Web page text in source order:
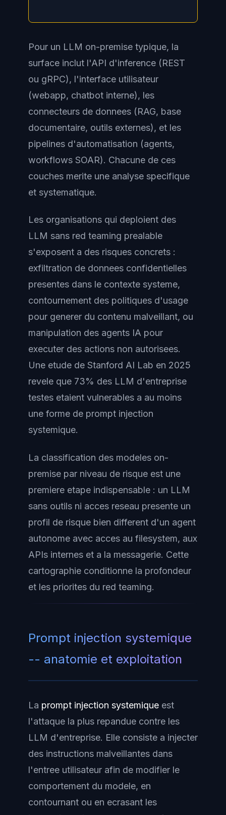
Pour un LLM on-premise typique, la
surface inclut l'API d'inference (REST
ou gRPC), l'interface utilisateur
(webapp, chatbot interne), les
connecteurs de donnees (RAG, base
documentaire, outils externes), et les
pipelines d'automatisation (agents,
workflows SOAR). Chacune de ces
couches merite une analyse specifique
et systematique.
Les organisations qui deploient des
LLM sans red teaming prealable
s'exposent a des risques concrets :
exfiltration de donnees confidentielles
presentes dans le contexte systeme,
contournement des politiques d'usage
pour generer du contenu malveillant, ou
manipulation des agents IA pour
executer des actions non autorisees.
Une etude de Stanford AI Lab en 2025
revele que 73% des LLM d'entreprise
testes etaient vulnerables a au moins
une forme de prompt injection
systemique.
La classification des modeles on-
premise par niveau de risque est une
premiere etape indispensable : un LLM
sans outils ni acces reseau presente un
profil de risque bien different d'un agent
autonome avec acces au filesystem, aux
APIs internes et a la messagerie. Cette
cartographie conditionne la profondeur
et les priorites du red teaming.
Prompt injection systemique
-- anatomie et exploitation
La prompt injection systemique est
l'attaque la plus repandue contre les
LLM d'entreprise. Elle consiste a injecter
des instructions malveillantes dans
l'entree utilisateur afin de modifier le
comportement du modele, en
contournant ou en ecrasant les